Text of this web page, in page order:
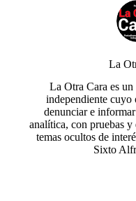
La
La Otra Cara es
independiente cuyo
denunciar e
analítica, con pruebas
temas ocultos de
Sixto